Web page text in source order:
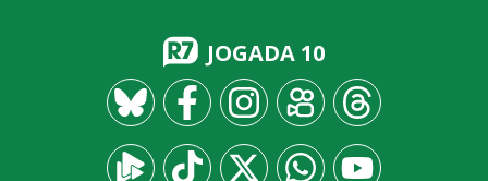
JOGADA 10